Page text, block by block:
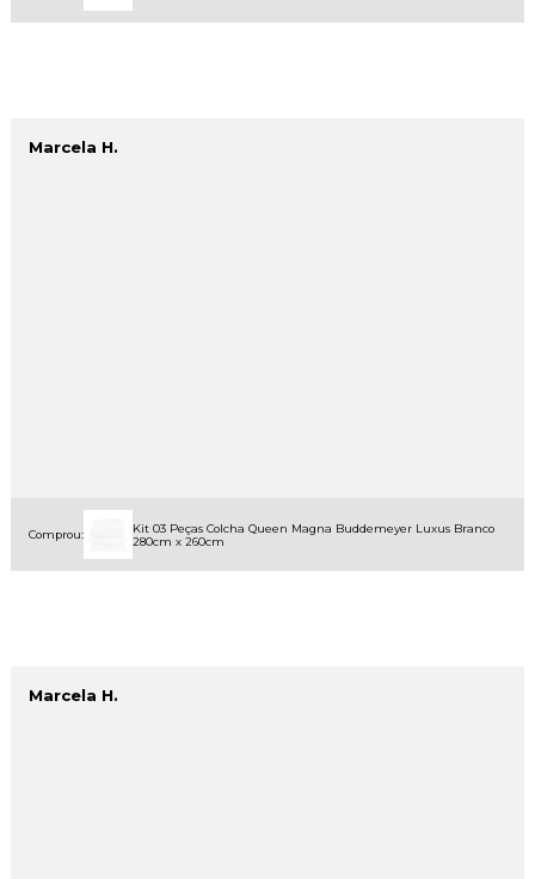
Marcela H.
Comprou:
Kit 03 Peças Colcha Queen Magna Buddemeyer Luxus Branco
280cm x 260cm
Marcela H.